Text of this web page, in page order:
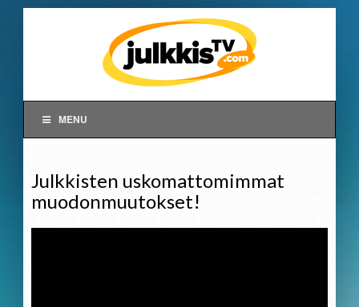
MENU
Julkkisten uskomattomimmat
muodonmuutokset!